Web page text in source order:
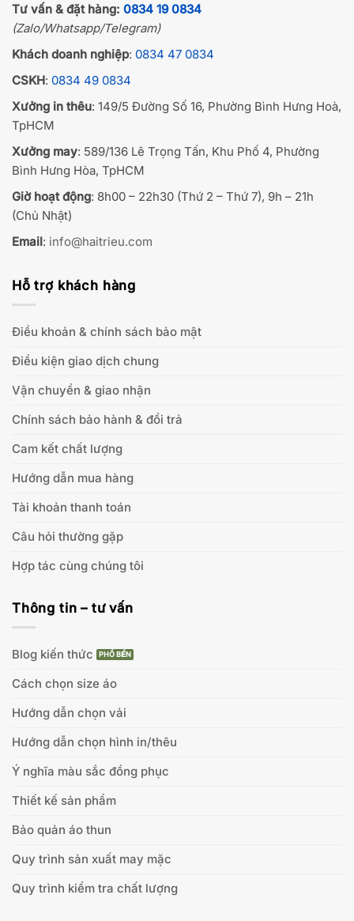
Tư vấn & đặt hàng: 0834 19 0834
(Zalo/Whatsapp/Telegram)
Khách doanh nghiệp: 0834 47 0834
CSKH: 0834 49 0834
Xưởng in thêu: 149/5 Đường Số 16, Phường Bình Hưng Hoà,
TpHCM
Xưởng may: 589/136 Lê Trọng Tấn, Khu Phố 4, Phường
Bình Hưng Hòa, TpHCM
Giờ hoạt động: 8h00 – 22h30 (Thứ 2 – Thứ 7), 9h – 21h
(Chủ Nhật)
Email: info@haitrieu.com
Hỗ trợ khách hàng
Điều khoản & chính sách bảo mật
Điều kiện giao dịch chung
Vận chuyển & giao nhận
Chính sách bảo hành & đổi trả
Cam kết chất lượng
Hướng dẫn mua hàng
Tài khoản thanh toán
Câu hỏi thường gặp
Hợp tác cùng chúng tôi
Thông tin – tư vấn
Blog kiến thức
Cách chọn size áo
Hướng dẫn chọn vải
Hướng dẫn chọn hình in/thêu
Ý nghĩa màu sắc đồng phục
Thiết kế sản phẩm
Bảo quản áo thun
Quy trình sản xuất may mặc
Quy trình kiểm tra chất lượng